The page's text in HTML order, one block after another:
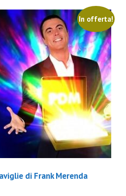
In offerta!
di Frank Merenda